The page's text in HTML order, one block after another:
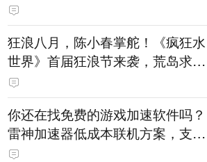
狂浪八月，陈小春掌舵！《疯狂水
世界》首届狂浪节来袭，荒岛求生
直播即将开启
你还在找免费的游戏加速软件吗？
雷神加速器低成本联机方案，支持
免费试用